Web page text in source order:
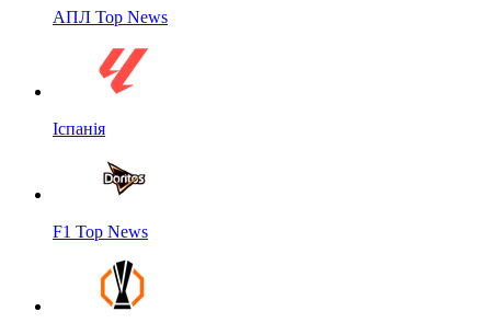
АПЛ Top News
Іспанія
F1 Top News